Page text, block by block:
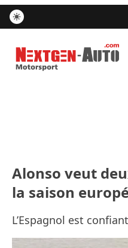
Nextgen-Auto.com
Alonso veut
la saison
L’Espagnol est confiant